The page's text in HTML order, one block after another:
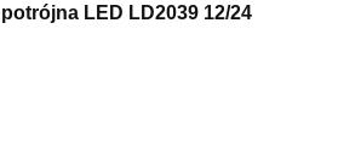
LED LD2039 12/24